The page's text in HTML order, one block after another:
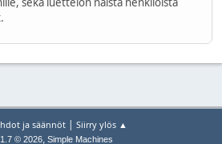
.
ja säännöt | Siirry ylös ▲
© 2026, Simple Machines